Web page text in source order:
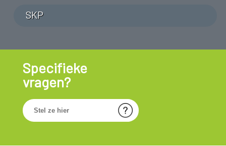
SKP
Specifieke
vragen?